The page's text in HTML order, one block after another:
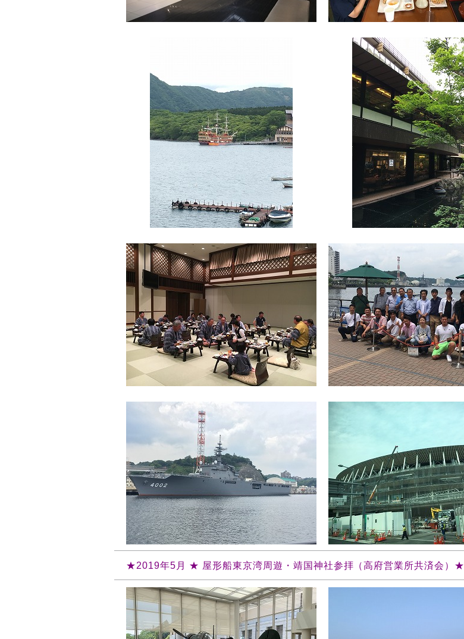
★2019年5月 ★ 屋形船東京湾周遊・靖国神社参拝（高府営業所共済会）★